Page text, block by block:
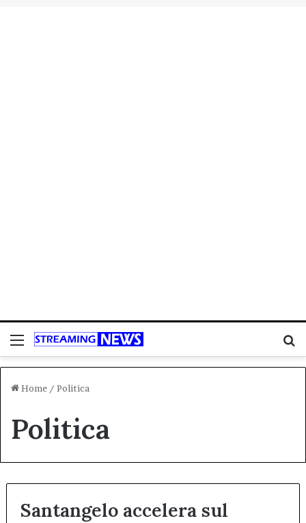
Menu
Home / Politica
Politica
Santangelo accelera sul